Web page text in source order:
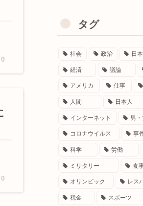
0
0
タグ
社会 政治 日本
経済 議論
アメリカ 仕事
人間 日本人
インターネット 男
コロナウイルス 事
科学 労働
ミリタリー 食
オリンピック レス
税金 スポーツ